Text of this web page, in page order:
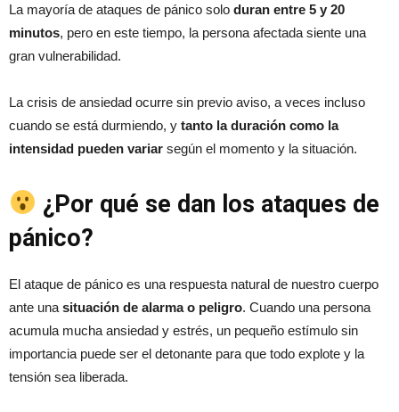
La mayoría de ataques de pánico solo duran entre 5 y 20
minutos, pero en este tiempo, la persona afectada siente una
gran vulnerabilidad.
La crisis de ansiedad ocurre sin previo aviso, a veces incluso
cuando se está durmiendo, y tanto la duración como la
intensidad pueden variar según el momento y la situación.
¿Por qué se dan los ataques de
pánico?
El ataque de pánico es una respuesta natural de nuestro cuerpo
ante una situación de alarma o peligro. Cuando una persona
acumula mucha ansiedad y estrés, un pequeño estímulo sin
importancia puede ser el detonante para que todo explote y la
tensión sea liberada.